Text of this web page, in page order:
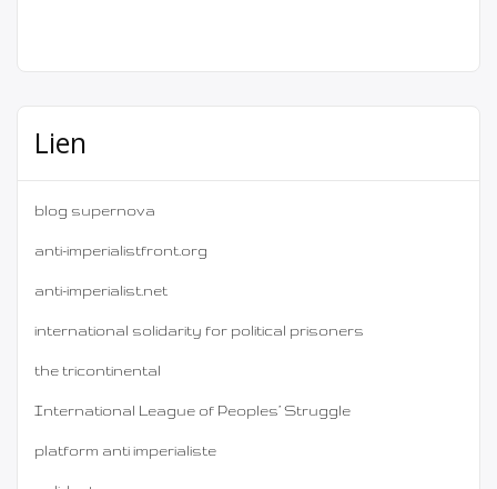
Lien
blog supernova
anti-imperialistfront.org
anti-imperialist.net
international solidarity for political prisoners
the tricontinental
International League of Peoples’ Struggle
platform anti imperialiste